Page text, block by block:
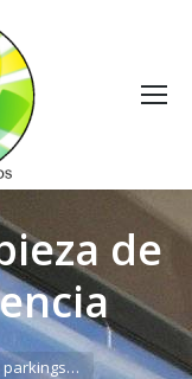
de
parkings…